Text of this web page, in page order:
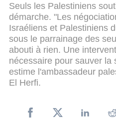
Seuls les Palestiniens
démarche. "Les
Israéliens et Palestiniens
sous le parrainage des
abouti à rien. Une
nécessaire pour sauver la
estime l'ambassadeur
El Herfi.